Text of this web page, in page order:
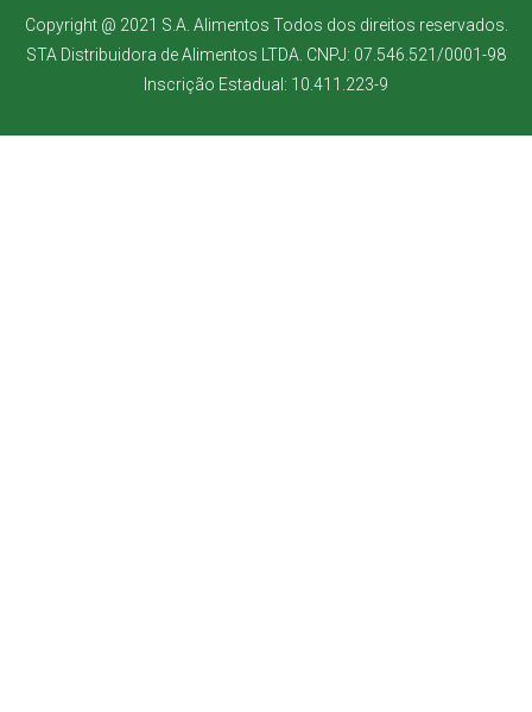
Copyright @ 2021 S.A. Alimentos Todos dos direitos reservados.
STA Distribuidora de Alimentos LTDA. CNPJ: 07.546.521/0001-98
Inscrição Estadual: 10.411.223-9